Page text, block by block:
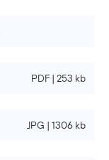
PDF | 253 kb
JPG | 1306 kb